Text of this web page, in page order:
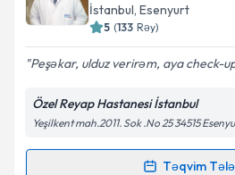
İstanbul, Esenyurt
5 (133 Rəy)
Peşəkar, ulduz verirəm, aya check-
Özel Reyap Hastanesi İstanbul
Yeşilkent mah.2011. Sok .No 25 34515
Təqvim